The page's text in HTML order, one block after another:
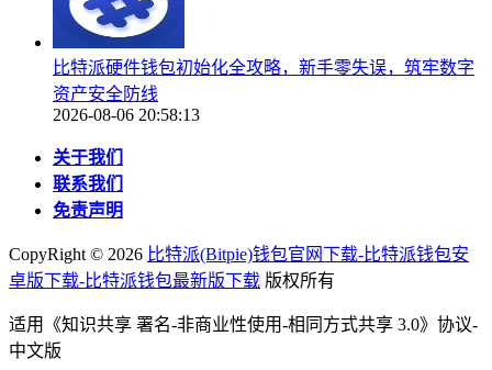
比特派硬件钱包初始化全攻略，新手零失误，筑牢数字
资产安全防线
2026-08-06 20:58:13
关于我们
联系我们
免责声明
CopyRight © 2026 比特派(Bitpie)钱包官网下载-比特派钱包安
卓版下载-比特派钱包最新版下载 版权所有
适用《知识共享 署名-非商业性使用-相同方式共享 3.0》协议-
中文版